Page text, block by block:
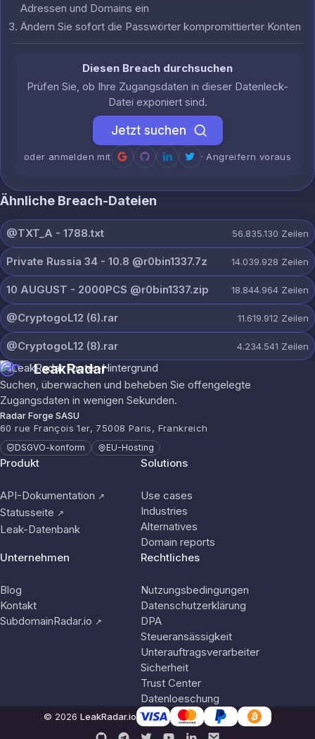
Adressen und Domains ein
Ändern Sie sofort die Passwörter kompromittierter Konten
Diesen Breach durchsuchen
Prüfen Sie, ob Ihre Zugangsdaten in dieser Datenleck-
Datei exponiert sind.
Jetzt suchen
oder anmelden mit · Angreifern voraus
Ähnliche Breach-Dateien
@TXT_A - 1788.txt 56.835.130 Zeilen
Private Russia 34 - 10.8 @r0bin1337.7z 14.039.928 Zeilen
10 AUGUST - 2000PCS @r0bin1337.zip 18.844.964 Zeilen
@CryptogoL12 (6).rar 11.619.912 Zeilen
@CryptogoL12 (8).rar 4.234.541 Zeilen
LeakRadar
Suchen, überwachen und beheben Sie offengelegte
Zugangsdaten in wenigen Sekunden.
Radar Forge SASU
60 rue François 1er, 75008 Paris, Frankreich
DSGVO-konform EU-Hosting
Produkt
API-Dokumentation ↗
Statusseite ↗
Leak-Datenbank
Solutions
Use cases
Industries
Alternatives
Domain reports
Unternehmen
Blog
Kontakt
SubdomainRadar.io ↗
Rechtliches
Nutzungsbedingungen
Datenschutzerklärung
DPA
Steueransässigkeit
Unterauftragsverarbeiter
Sicherheit
Trust Center
Datenloeschung
© 2026 LeakRadar.io